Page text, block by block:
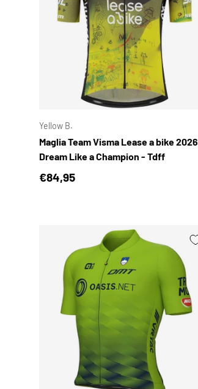
Yellow B.
Maglia Team Visma Lease a bike 2026
Dream Like a Champion - Tdff
Prezzo normale
€84,95